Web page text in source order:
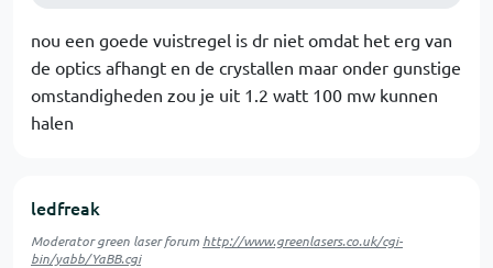
nou een goede vuistregel is dr niet omdat het erg van
de optics afhangt en de crystallen maar onder gunstige
omstandigheden zou je uit 1.2 watt 100 mw kunnen
halen
ledfreak
Moderator green laser forum http://www.greenlasers.co.uk/cgi-
bin/yabb/YaBB.cgi